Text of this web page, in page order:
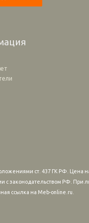
ст. 437 ГК РФ. Цена
с законодательством РФ.
ссылка на Meb-online.ru.